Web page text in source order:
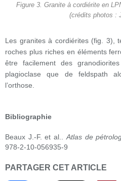
Figure 3. Granite à cordiérite en
(crédits photos :
Les granites à cordiérites (fig. 3),
roches plus riches en éléments
être facilement des
plagioclase que de feldspath
l’orthose.
Bibliographie
Beaux J.-F. et al.. Atlas de
978-2-10-056935-9
PARTAGER CET ARTICLE